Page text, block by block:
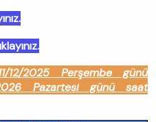
12/2025 Perşembe günü
Pazartesi günü saat